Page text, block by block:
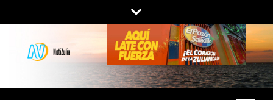
al
contenido
NOTIZULIA
NOTICIAS DEL ZULIA, VENEZUELA Y
DE INTERÉS GENERAL.